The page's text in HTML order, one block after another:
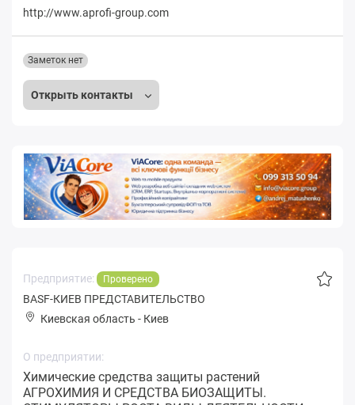
http://www.aprofi-group.com
Открыть контакты
Заметок нет
Предприятие: Проверено
BASF-КИЕВ ПРЕДСТАВИТЕЛЬСТВО
Киевская область - Киев
О предприятии:
Химические средства защиты растений
АГРОХИМИЯ И СРЕДСТВА БИОЗАЩИТЫ.